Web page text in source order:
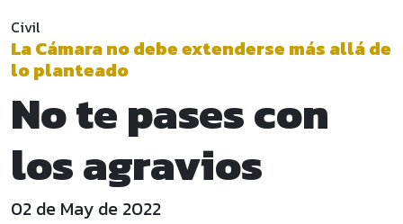
Civil
La Cámara no debe extenderse más allá de
lo planteado
No te pases con
los agravios
02 de May de 2022